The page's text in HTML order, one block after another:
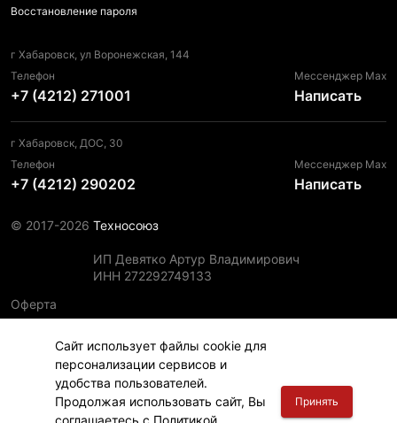
Сайт использует файлы cookie для
персонализации сервисов и
удобства пользователей.
Продолжая использовать сайт, Вы
соглашаетесь с Политикой
Принять
Восстановление пароля
г Хабаровск, ул Воронежская, 144
Телефон
+7 (4212) 271001
Мессенджер Max
Написать
г Хабаровск, ДОС, 30
Телефон
+7 (4212) 290202
Мессенджер Max
Написать
© 2017-2026 Техносоюз
ИП Девятко Артур Владимирович
ИНН 272292749133
Оферта
Политика конфиденциальности
Политика использования файлов cookie
Информация для правообладателей